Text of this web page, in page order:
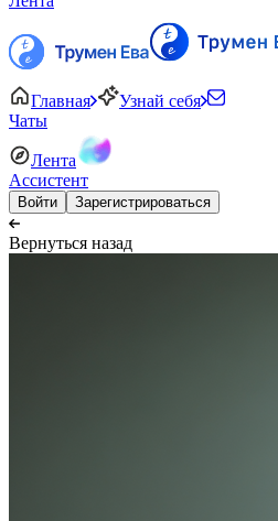
Главная
Узнай себя
Чаты
Лента
Ассистент
Войти Зарегистрироваться
Вернуться назад